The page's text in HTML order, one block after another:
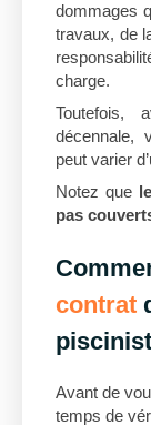
dommages
travaux, de
charge.
Toutefois,
décennale,
peut varier
Notez que
pas
contrat
Avant de
temps de